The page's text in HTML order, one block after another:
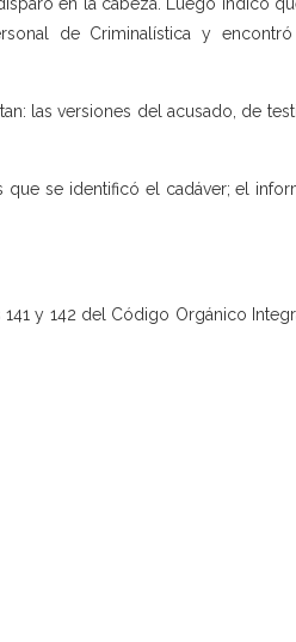
de Criminalística y
las versiones del acusado, de
se identificó el cadáver; el
y 142 del Código Orgánico